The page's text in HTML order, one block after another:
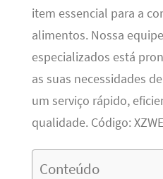
item essencial para a
alimentos. Nossa
especializados está
as suas necessidades
um serviço rápido,
qualidade. Código:
Conteúdo